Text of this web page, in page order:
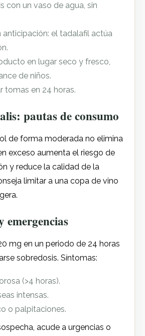
con un vaso de agua, sin
anticipación: el tadalafil actúa
en lugar seco y fresco,
de niños.
tomas en 24 horas.
pautas de consumo
de forma moderada no elimina
exceso aumenta el riesgo de
y reduce la calidad de la
limitar a una copa de vino
emergencias
mg en un periodo de 24 horas
sobredosis. Síntomas:
(>4 horas).
intensas.
o palpitaciones.
acude a urgencias o